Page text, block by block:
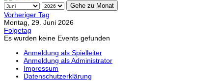
Gehe zu Monat
Vorheriger Tag
Montag, 29. Juni 2026
Folgetag
Es wurden keine Events gefunden
Anmeldung als Spielleiter
Anmeldung als Administrator
Impressum
Datenschutzerklärung